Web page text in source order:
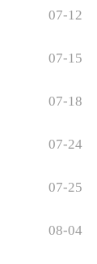
07-12
07-15
07-18
07-24
07-25
08-04